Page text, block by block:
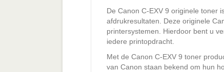
De Canon C-EXV 9 originele toner
afdrukresultaten. Deze originele
printersystemen. Hierdoor bent u
iedere printopdracht.
Met de Canon C-EXV 9 toner
van Canon staan bekend om hun